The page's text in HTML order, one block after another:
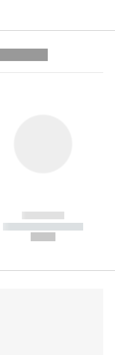
------------
----------- -----------